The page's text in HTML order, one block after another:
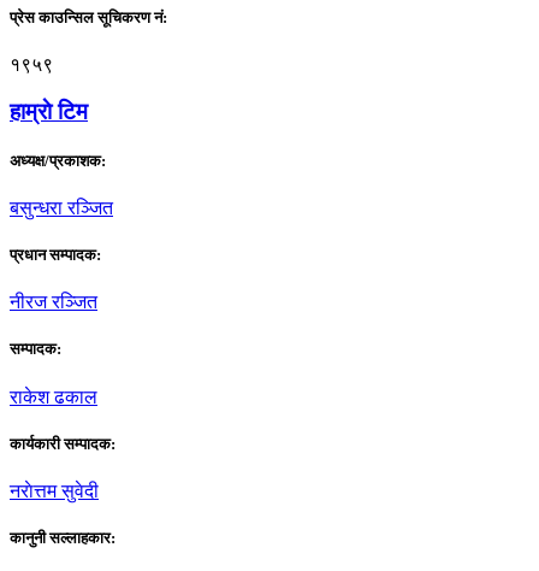
प्रेस काउन्सिल सूचिकरण नं:
१९५९
हाम्राे टिम
अध्यक्ष/प्रकाशक:
बसुन्धरा रञ्जित
प्रधान सम्पादक:
नीरज रञ्जित
सम्पादक:
राकेश ढकाल
कार्यकारी सम्पादक:
नराेत्तम सुवेदी
कानुनी सल्लाहकार: